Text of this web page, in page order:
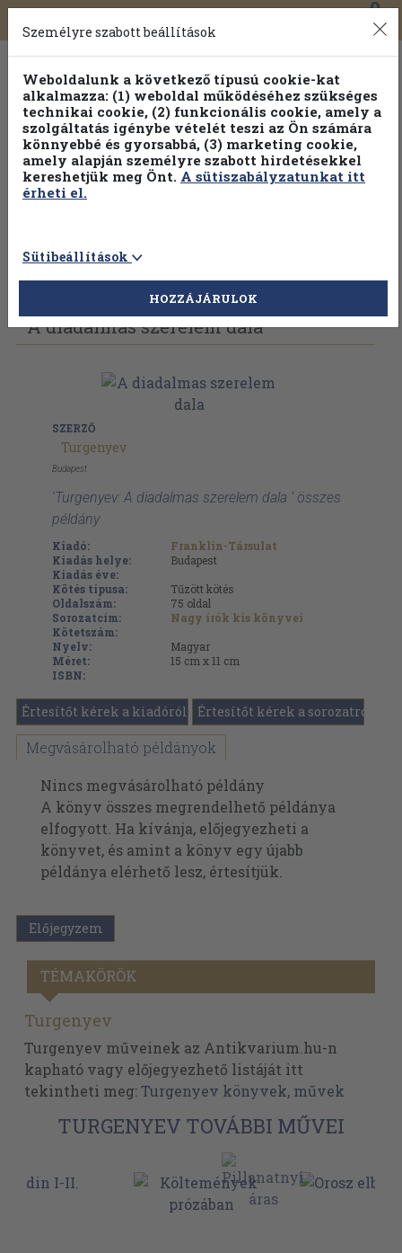
Toggle
navigation
0
Vissza az előző oldalra Válasszon példányt
A diadalmas szerelem dala
SZERZŐ
Turgenyev
Budapest
'Turgenyev: A diadalmas szerelem dala ' összes
példány
Kiadó:
Franklin-Társulat
Kiadás helye:
Budapest
Kiadás éve:
Kötés típusa:
Tűzött kötés
Oldalszám:
75 oldal
Sorozatcím:
Nagy írók kis könyvei
Kötetszám:
Nyelv:
Magyar
Méret:
15 cm x 11 cm
ISBN:
Értesítőt kérek a kiadóról Értesítőt kérek a sorozatról
Megvásárolható példányok
Nincs megvásárolható példány
A könyv összes megrendelhető példánya
elfogyott. Ha kívánja, előjegyezheti a
könyvet, és amint a könyv egy újabb
példánya elérhető lesz, értesítjük.
Előjegyzem
TÉMAKÖRÖK
Turgenyev
Turgenyev műveinek az Antikvarium.hu-n
kapható vagy előjegyezhető listáját itt
tekintheti meg:Turgenyev könyvek, művek
TURGENYEV TOVÁBBI MŰVEI
Személyre szabott beállítások
Weboldalunk a következő típusú cookie-kat
alkalmazza: (1) weboldal működéséhez szükséges
technikai cookie, (2) funkcionális cookie, amely a
szolgáltatás igénybe vételét teszi az Ön számára
könnyebbé és gyorsabbá, (3) marketing cookie,
amely alapján személyre szabott hirdetésekkel
kereshetjük meg Önt. A sütiszabályzatunkat itt
érheti el.
Sütibeállítások
HOZZÁJÁRULOK